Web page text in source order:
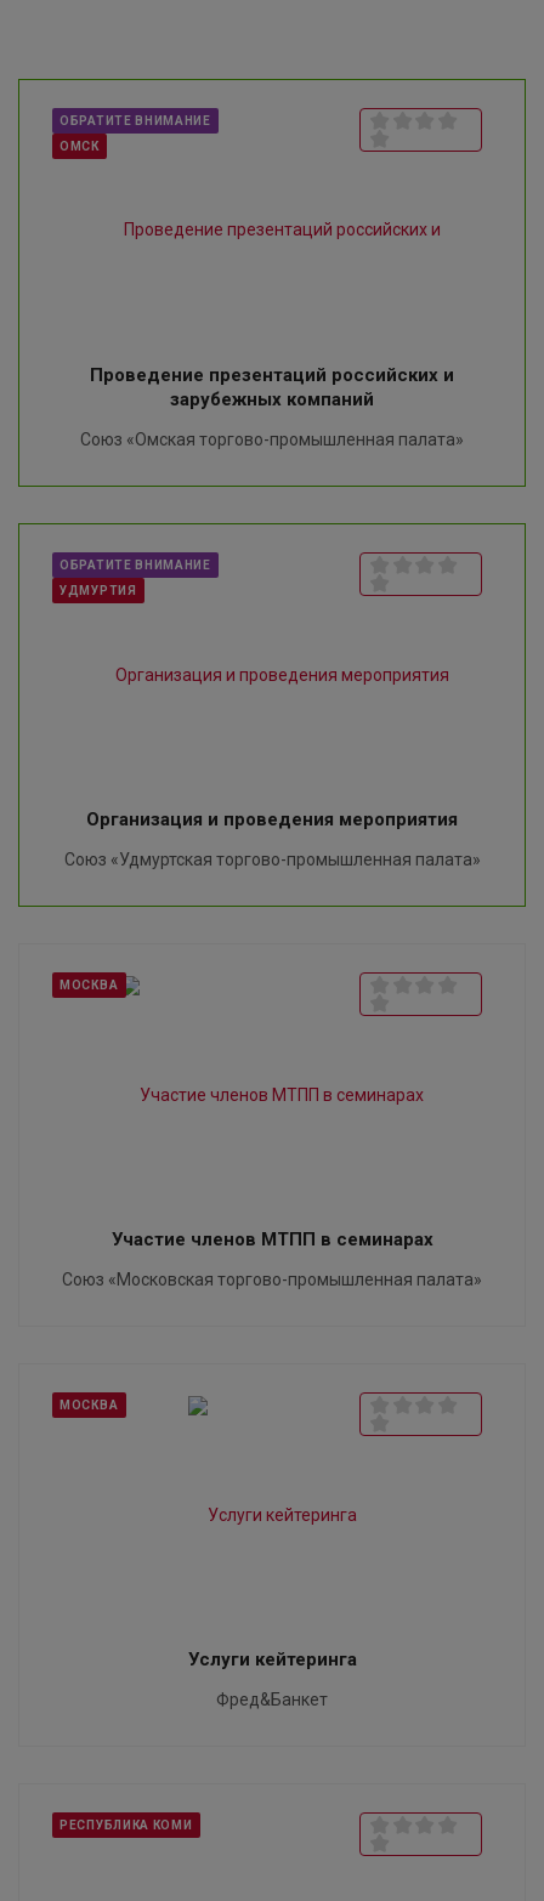
ОБРАТИТЕ ВНИМАНИЕ
ОМСК
Проведение презентаций российских и
зарубежных компаний
Союз «Омская торгово-промышленная палата»
ОБРАТИТЕ ВНИМАНИЕ
УДМУРТИЯ
Организация и проведения мероприятия
Союз «Удмуртская торгово-промышленная палата»
МОСКВА
Участие членов МТПП в семинарах
Союз «Московская торгово-промышленная палата»
МОСКВА
Услуги кейтеринга
Фред&Банкет
РЕСПУБЛИКА КОМИ